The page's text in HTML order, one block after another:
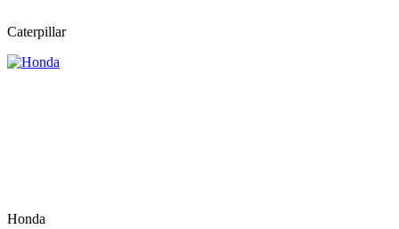
Caterpillar
Honda